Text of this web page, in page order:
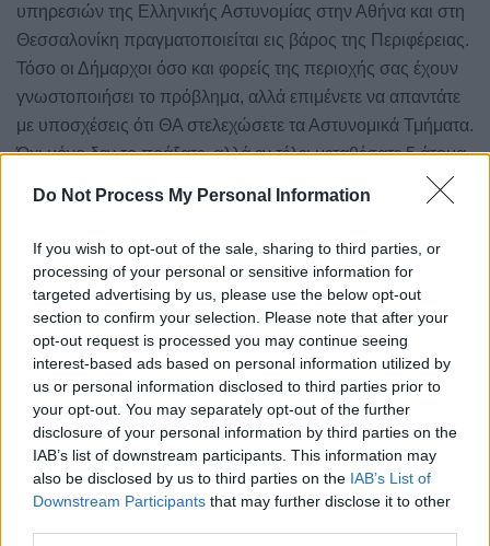
Do Not Process My Personal Information
If you wish to opt-out of the sale, sharing to third parties, or
processing of your personal or sensitive information for
targeted advertising by us, please use the below opt-out
section to confirm your selection. Please note that after your
opt-out request is processed you may continue seeing
interest-based ads based on personal information utilized by
us or personal information disclosed to third parties prior to
your opt-out. You may separately opt-out of the further
disclosure of your personal information by third parties on the
IAB’s list of downstream participants. This information may
also be disclosed by us to third parties on the IAB’s List of
Downstream Participants that may further disclose it to other
υπηρεσιών της Ελληνικής Αστυνομίας στην Αθήνα και στη
Θεσσαλονίκη πραγματοποιείται εις βάρος της Περιφέρειας.
Τόσο οι Δήμαρχοι όσο και φορείς της περιοχής σας έχουν
γνωστοποιήσει το πρόβλημα, αλλά επιμένετε να απαντάτε
με υποσχέσεις ότι ΘΑ στελεχώσετε τα Αστυνομικά Τμήματα.
Όχι μόνο δεν το πράξατε, αλλά εν τέλει μεταθέσατε 5 άτομα
Ποια είναι τα μέτρα ενίσχυσης της αστυνόμευσης στους
Δήμους Λοκρών και Αμφίκλειας-
ΠΡΩΤΟ ΘΕΜΑ
για να συμμετάσχετε στη συζήτηση